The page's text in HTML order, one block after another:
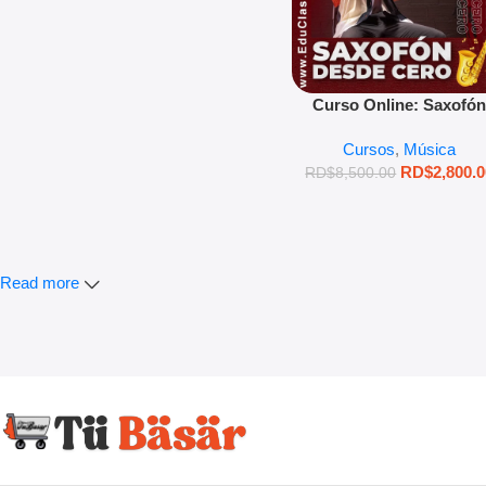
MAS INFORMACION
Curso Online: Saxofón
Cursos, Música
RD$8,500.00 RD$
Read more